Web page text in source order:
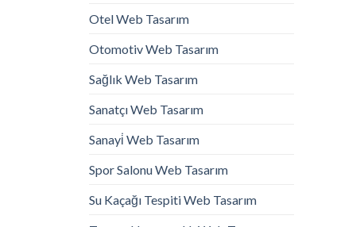
Otel Web Tasarım
Otomotiv Web Tasarım
Sağlık Web Tasarım
Sanatçı Web Tasarım
Sanayi̇ Web Tasarım
Spor Salonu Web Tasarım
Su Kaçağı Tespiti Web Tasarım